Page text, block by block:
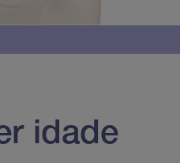
idade